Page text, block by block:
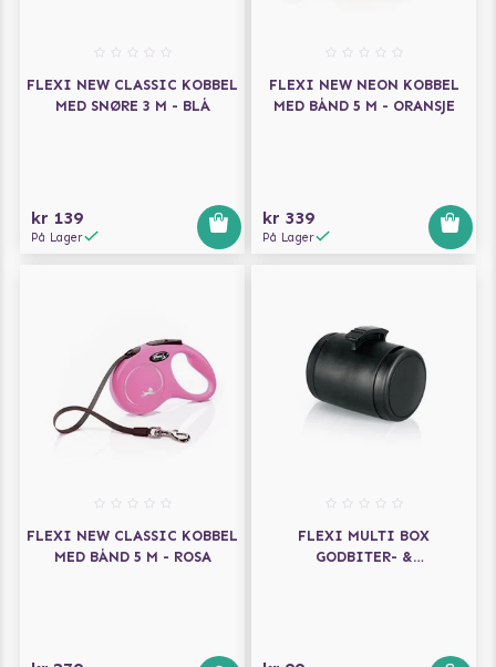
FLEXI NEW CLASSIC KOBBEL
MED SNØRE 3 M - BLÅ
kr 139
På Lager
FLEXI NEW NEON KOBBEL
MED BÅND 5 M - ORANSJE
kr 339
På Lager
FLEXI NEW CLASSIC KOBBEL
MED BÅND 5 M - ROSA
FLEXI MULTI BOX
GODBITER- &